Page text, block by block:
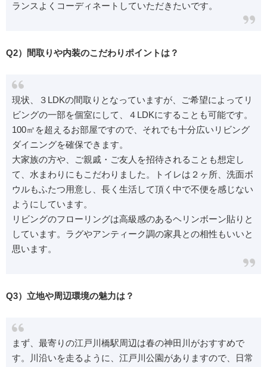
ランスよくコーディネートしていただきたいです。
Q2）間取りや内装のこだわりポイントは？
現状、３LDKの間取りとなっていますが、ご希望によってリ
ビングの一部を個室にして、４LDKにすることも可能です。
100㎡を超えるお部屋ですので、それでも十分広いリビング
ダイニングを確保できます。
大家族の方や、ご親戚・ご友人を招待されることも想定し
て、水まわりにもこだわりました。トイレは２ヶ所、洗面ボ
ウルもふたつ用意し、長く生活して頂く中で不便を感じない
ようにしています。
リビングのフローリングは高級感のあるヘリンボーン貼りと
しています。ラグやアンティーク調の家具との相性もいいと
思います。
Q3）立地や周辺環境の魅力は？
まず、最寄りの江戸川橋駅周辺は春の神田川がおすすめで
す。川沿いを走るように、江戸川公園がありますので、日常